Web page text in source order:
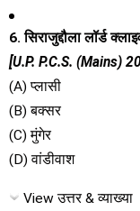
6. सिराजुद्दौला लॉर्ड
[U.P. P.C.S. (Mains)
(A) प्लासी
(B) बक्सर
(C) मुंगेर
(D) वांडीवाश
View उत्तर & व्याख्या